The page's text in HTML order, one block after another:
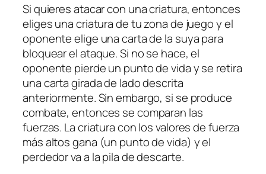
Si quieres atacar con una criatura, entonces
eliges una criatura de tu zona de juego y el
oponente elige una carta de la suya para
bloquear el ataque. Si no se hace, el
oponente pierde un punto de vida y se retira
una carta girada de lado descrita
anteriormente. Sin embargo, si se produce
combate, entonces se comparan las
fuerzas. La criatura con los valores de fuerza
más altos gana (un punto de vida) y el
perdedor va a la pila de descarte.